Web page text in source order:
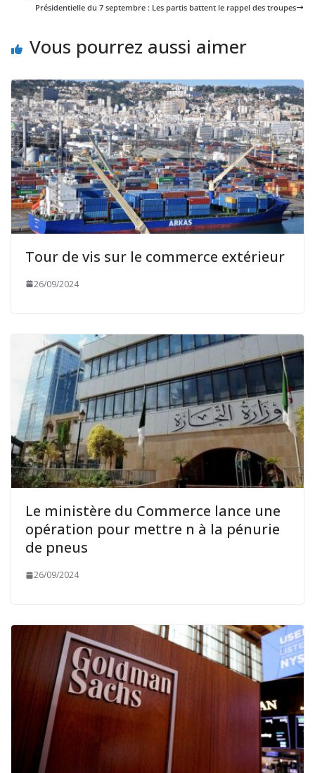
Présidentielle du 7 septembre : Les partis battent le rappel des troupes
Vous pourrez aussi aimer
Tour de vis sur le commerce extérieur
26/09/2024
Le ministère du Commerce lance une
opération pour mettre n à la pénurie
de pneus
26/09/2024